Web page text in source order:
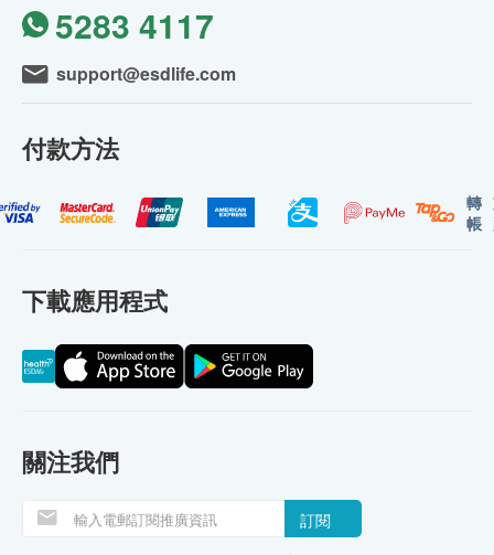
5283 4117
support@esdlife.com
付款方法
轉
帳
下載應用程式
關注我們
訂閱